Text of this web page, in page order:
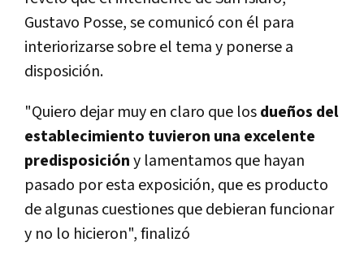
Gustavo Posse, se comunicó con él para
interiorizarse sobre el tema y ponerse a
disposición.
"Quiero dejar muy en claro que losdueños del
establecimiento tuvieron una excelente
predisposicióny lamentamos que hayan
pasado por esta exposición, que es producto
de algunas cuestiones que debieran funcionar
y no lo hicieron", finalizó